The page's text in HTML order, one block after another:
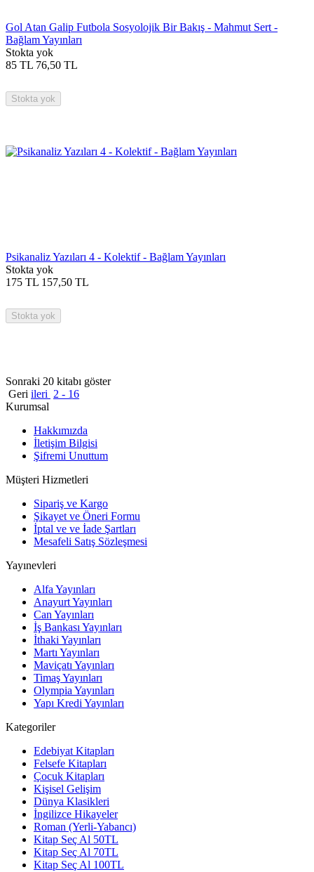
Gol Atan Galip Futbola Sosyolojik Bir Bakış - Mahmut Sert -
Bağlam Yayınları
Stokta yok
85 TL 76,50 TL
Stokta yok
Psikanaliz Yazıları 4 - Kolektif - Bağlam Yayınları
Stokta yok
175 TL 157,50 TL
Stokta yok
Sonraki 20 kitabı göster
Geri ileri 2 - 16
Kurumsal
Hakkımızda
İletişim Bilgisi
Şifremi Unuttum
Müşteri Hizmetleri
Sipariş ve Kargo
Şikayet ve Öneri Formu
İptal ve ve İade Şartları
Mesafeli Satış Sözleşmesi
Yayınevleri
Alfa Yayınları
Anayurt Yayınları
Can Yayınları
İş Bankası Yayınları
İthaki Yayınları
Martı Yayınları
Maviçatı Yayınları
Timaş Yayınları
Olympia Yayınları
Yapı Kredi Yayınları
Kategoriler
Edebiyat Kitapları
Felsefe Kitapları
Çocuk Kitapları
Kişisel Gelişim
Dünya Klasikleri
İngilizce Hikayeler
Roman (Yerli-Yabancı)
Kitap Seç Al 50TL
Kitap Seç Al 70TL
Kitap Seç Al 100TL